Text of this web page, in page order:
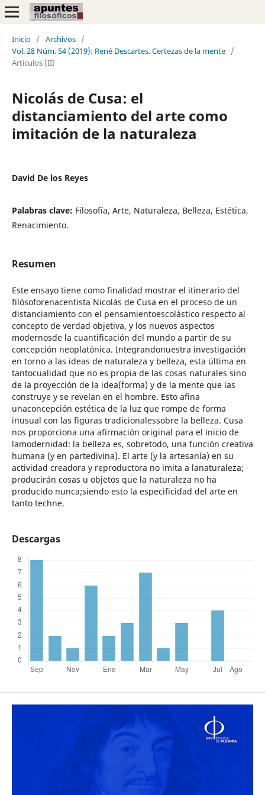
Inicio / Archivos /
Vol. 28 Núm. 54 (2019): René Descartes. Certezas de la mente /
Artículos (II)
Nicolás de Cusa: el
distanciamiento del arte como
imitación de la naturaleza
David De los Reyes
Palabras clave: Filosofía, Arte, Naturaleza, Belleza, Estética,
Renacimiento.
Resumen
Este ensayo tiene como finalidad mostrar el itinerario del
filósoforenacentista Nicolás de Cusa en el proceso de un
distanciamiento con el pensamientoescolástico respecto al
concepto de verdad objetiva, y los nuevos aspectos
modernosde la cuantificación del mundo a partir de su
concepción neoplatónica. Integrandonuestra investigación
en torno a las ideas de naturaleza y belleza, esta última en
tantocualidad que no es propia de las cosas naturales sino
de la proyección de la idea(forma) y de la mente que las
construye y se revelan en el hombre. Esto afina
unaconcepción estética de la luz que rompe de forma
inusual con las figuras tradicionalessobre la belleza. Cusa
nos proporciona una afirmación original para el inicio de
lamodernidad: la belleza es, sobretodo, una función creativa
humana (y en partedivina). El arte (y la artesanía) en su
actividad creadora y reproductora no imita a lanaturaleza;
producirán cosas u objetos que la naturaleza no ha
producido nunca;siendo esto la especificidad del arte en
tanto techne.
Descargas